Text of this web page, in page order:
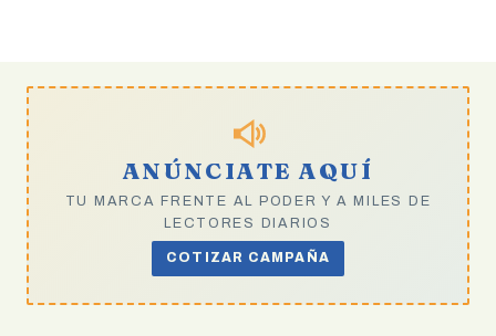
ANÚNCIATE AQUÍ
TU MARCA FRENTE AL PODER Y A MILES DE
LECTORES DIARIOS
COTIZAR CAMPAÑA